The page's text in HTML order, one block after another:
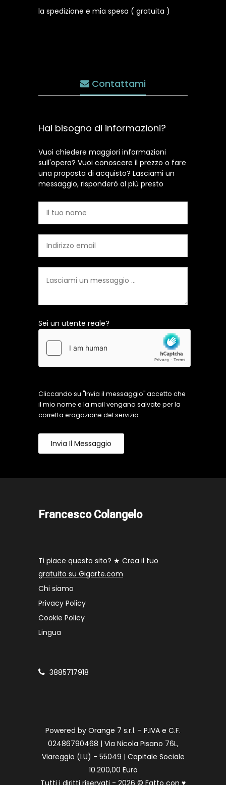
la spedizione e mia spesa ( gratuita )
Contattami
Hai bisogno di informazioni?
Vuoi chiedere maggiori informazioni
sull'opera? Vuoi conoscere il prezzo o fare
una proposta di acquisto? Lasciami un
messaggio, risponderò al più presto
Sei un utente reale?
Cliccando su "Invia il messaggio" accetto che
il mio nome e la mail vengano salvate per la
corretta erogazione del servizio
Invia Il Messaggio
Francesco Colangelo
Ti piace questo sito? ★ Crea il tuo
gratuito su Gigarte.com
Chi siamo
Privacy Policy
Cookie Policy
Lingua
3885717918
Powered by Orange 7 s.r.l. - P.IVA e C.F.
02486790468 | Via Nicola Pisano 76L,
Viareggio (LU) - 55049 | Capitale Sociale
10.200,00 Euro